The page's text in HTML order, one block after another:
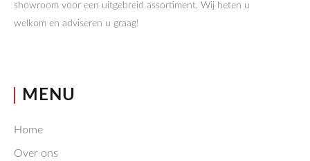
showroom voor een uitgebreid assortiment. Wij heten u
welkom en adviseren u graag!
MENU
Home
Over ons